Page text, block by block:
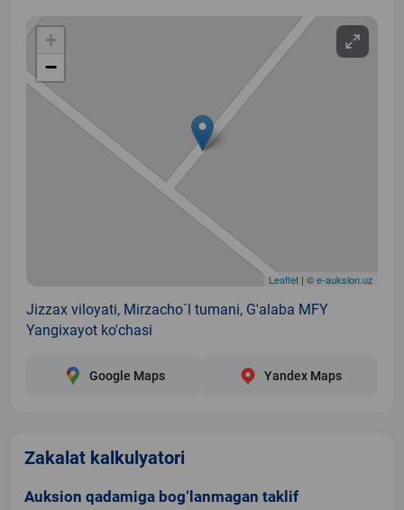
+
−
Leaflet | ©e-auksion.uz
Jizzax viloyati, Mirzacho`l tumani, G'alaba MFY
Yangixayot ko'chasi
Google Maps Yandex Maps
Zakalat kalkulyatori
Auksion qadamiga bog‘lanmagan taklif